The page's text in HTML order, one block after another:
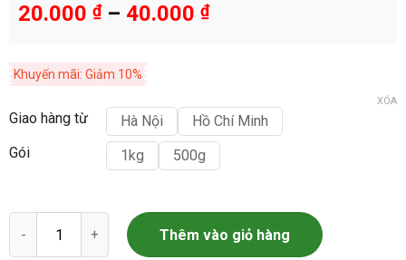
20.000 ₫– 40.000 ₫
Khuyến mãi: Giảm 10%
Giao hàng từ Hà Nội
Hồ Chí Minh
Gói
1kg 500g
XÓA
Đậu Nành - Đậu Tương số lượng
Thêm vào giỏ hàng